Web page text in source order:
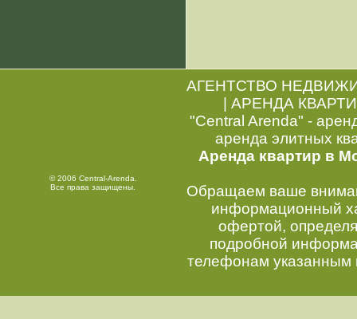
© 2006 Central-Arenda.
Все права защищены.
АГЕНТСТВО
|АРЕНДА
"Central Arenda" -
аренда элитных
Аренда квартир в
Обращаем ваше
информационный
офертой,
подробной
телефонам указанным